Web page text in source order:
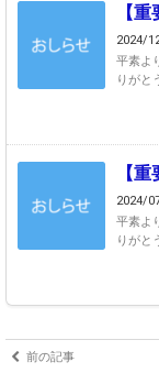
【
2024/
平素よ
りがと
【
2024/
平素よ
りがと
前の記事